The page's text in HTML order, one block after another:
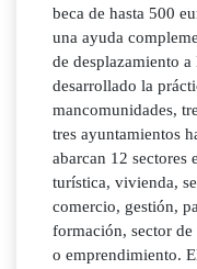
beca de hasta 500
una ayuda
de desplazamiento
desarrollado la
mancomunidades,
tres ayuntamientos
abarcan 12 sectores
turística, vivienda,
comercio, gestión,
formación, sector
o emprendimiento.